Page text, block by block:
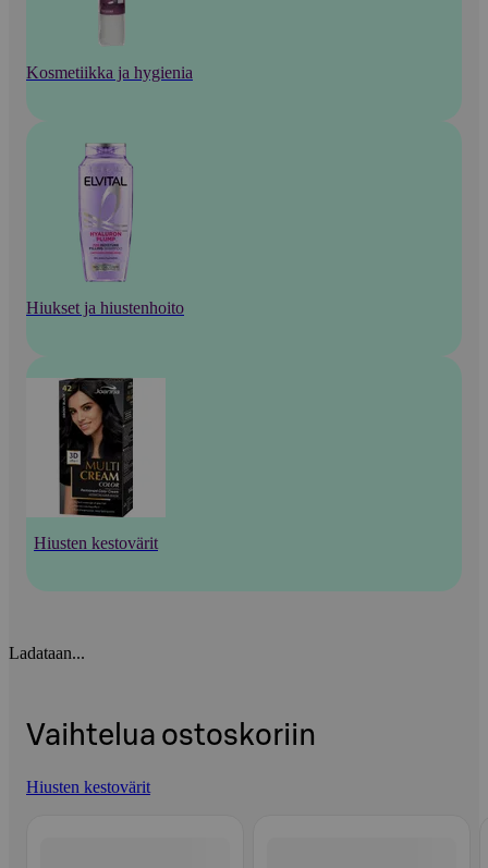
Kosmetiikka ja hygienia
Hiukset ja hiustenhoito
Hiusten kestovärit
Ladataan...
Vaihtelua ostoskoriin
Hiusten kestovärit